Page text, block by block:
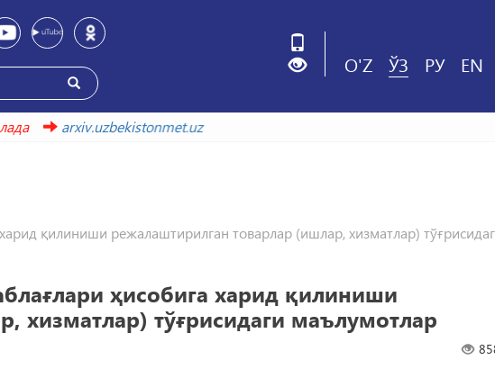
O'Z ЎЗ РУ EN
arxiv.uzbekistonmet.uz
қилиниши режалаштирилган товарлар (ишлар, хизматлар)
ҳисобига харид қилиниши
хизматлар) тўғрисидаги маълумотлар